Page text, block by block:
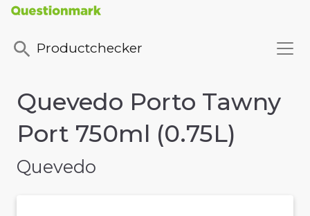
Productchecker
Quevedo Porto Tawny
Port 750ml (0.75L)
Quevedo